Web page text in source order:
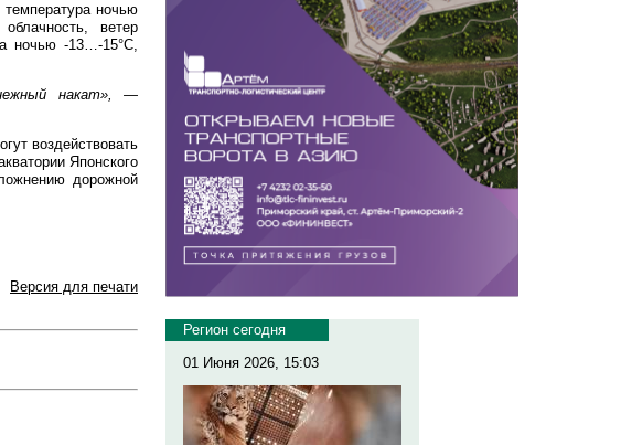
температура ночью
ветер
ночью -13…-15°C,
накат», —
воздействовать
Японского
дорожной
Версия для печати
Регион сегодня
01 Июня 2026, 15:03